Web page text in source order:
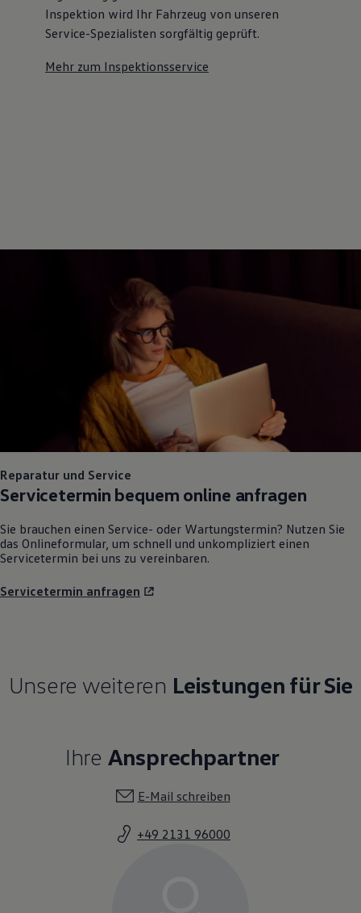
Inspektion wird Ihr Fahrzeug von unseren
Service-Spezialisten sorgfältig geprüft.
Mehr zum Inspektionsservice
Reparatur und Service
Servicetermin bequem online anfragen
Sie brauchen einen Service- oder Wartungstermin? Nutzen Sie
das Onlineformular, um schnell und unkompliziert einen
Servicetermin bei uns zu vereinbaren.
Servicetermin anfragen
Unsere weiteren Leistungen für Sie
Ihre Ansprechpartner
E-Mail schreiben
+49 2131 96000